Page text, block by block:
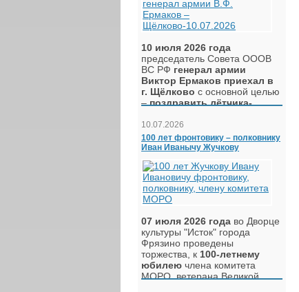
10 июля 2026 года
председатель Совета ОООВ
ВС РФ генерал армии
Виктор Ермаков приехал в
г. Щёлково с основной целью
–поздравить лётчика-
полковника авиации
Климука с 84-х летиемсо
дня рождения.
Подробнее– в постеГенерал
армии Виктор Ермаков
посетил Щёлково
10.07.2026
100 лет фронтовику – полковнику
Иван Иванычу Жучкову
07 июля 2026 года во Дворце
культуры "Исток" города
Фрязино проведены
торжества, к 100-летнему
юбилею члена комитета
МОРО, ветерана Великой